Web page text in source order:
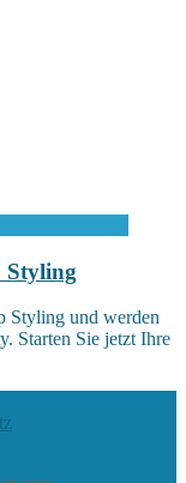
Styling
Styling und werden
Starten Sie jetzt Ihre